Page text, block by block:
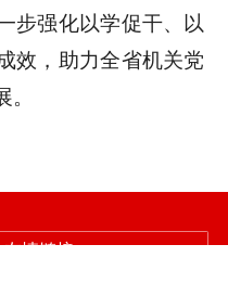
步强化以学促干、以
效，助力全省机关党
友情链接